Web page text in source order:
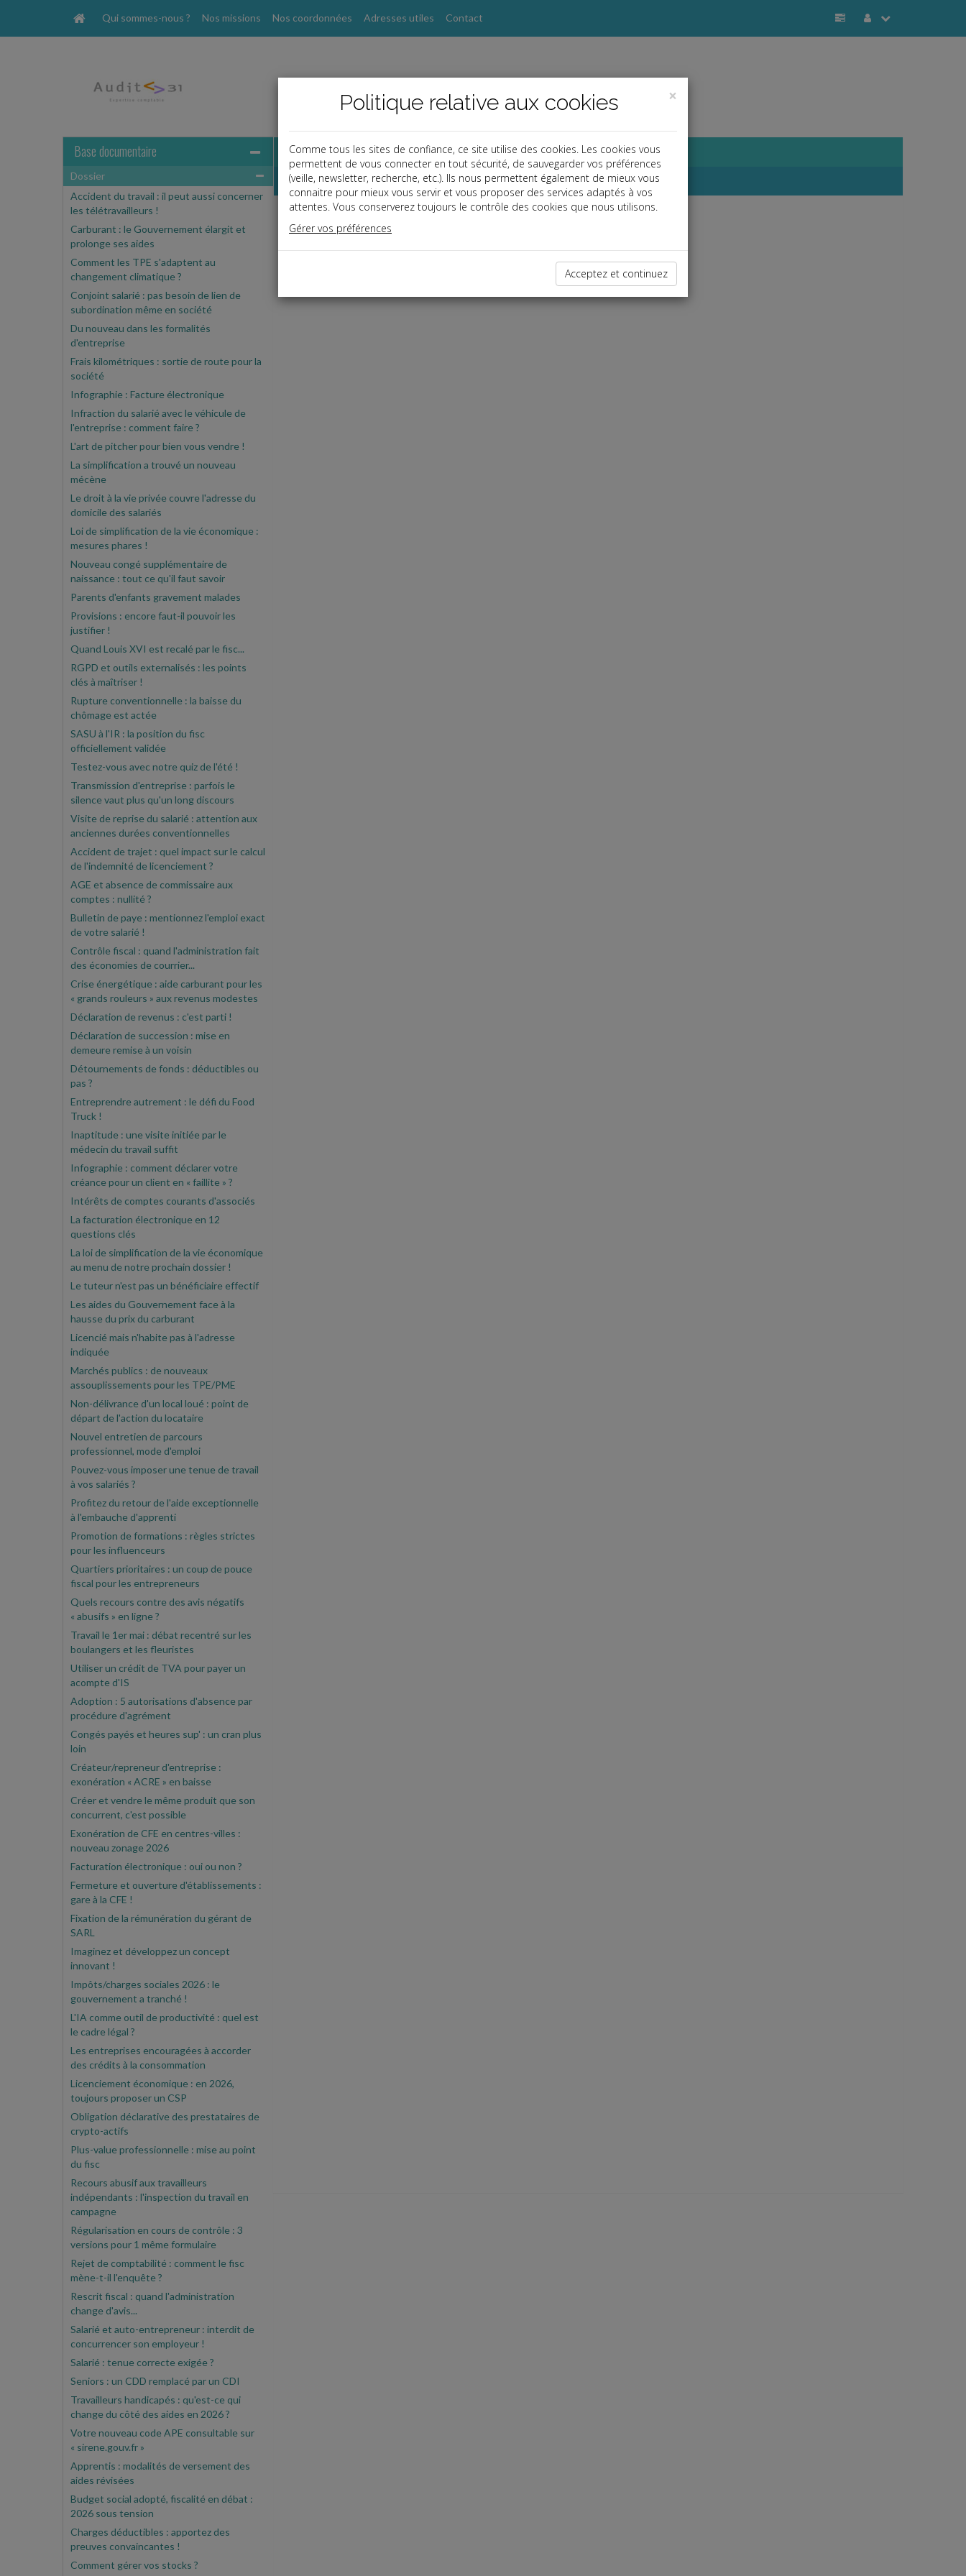
Qui sommes-nous ? Nos missions Nos coordonnées Adresses utiles Contact
Base documentaire
Dossier
Accident du travail : il peut aussi concerner
les télétravailleurs !
Carburant : le Gouvernement élargit et
prolonge ses aides
Comment les TPE s'adaptent au
changement climatique ?
Conjoint salarié : pas besoin de lien de
subordination même en société
Du nouveau dans les formalités
d'entreprise
Frais kilométriques : sortie de route pour la
société
Infographie : Facture électronique
Infraction du salarié avec le véhicule de
l'entreprise : comment faire ?
L'art de pitcher pour bien vous vendre !
La simplification a trouvé un nouveau
mécène
Le droit à la vie privée couvre l'adresse du
domicile des salariés
Loi de simplification de la vie économique :
mesures phares !
Nouveau congé supplémentaire de
naissance : tout ce qu'il faut savoir
Parents d'enfants gravement malades
Provisions : encore faut-il pouvoir les
justifier !
Quand Louis XVI est recalé par le fisc...
RGPD et outils externalisés : les points
clés à maîtriser !
Rupture conventionnelle : la baisse du
chômage est actée
SASU à l'IR : la position du fisc
officiellement validée
Testez-vous avec notre quiz de l'été !
Transmission d'entreprise : parfois le
silence vaut plus qu'un long discours
Visite de reprise du salarié : attention aux
anciennes durées conventionnelles
Accident de trajet : quel impact sur le calcul
de l'indemnité de licenciement ?
AGE et absence de commissaire aux
comptes : nullité ?
Bulletin de paye : mentionnez l'emploi exact
de votre salarié !
Contrôle fiscal : quand l'administration fait
des économies de courrier...
Crise énergétique : aide carburant pour les
« grands rouleurs » aux revenus modestes
Déclaration de revenus : c'est parti !
Déclaration de succession : mise en
demeure remise à un voisin
Détournements de fonds : déductibles ou
pas ?
Entreprendre autrement : le défi du Food
Truck !
Inaptitude : une visite initiée par le
médecin du travail suffit
Infographie : comment déclarer votre
créance pour un client en « faillite » ?
Intérêts de comptes courants d'associés
La facturation électronique en 12
questions clés
La loi de simplification de la vie économique
au menu de notre prochain dossier !
Le tuteur n'est pas un bénéficiaire effectif
Les aides du Gouvernement face à la
hausse du prix du carburant
Licencié mais n'habite pas à l'adresse
indiquée
Marchés publics : de nouveaux
assouplissements pour les TPE/PME
Non-délivrance d'un local loué : point de
départ de l'action du locataire
Nouvel entretien de parcours
professionnel, mode d'emploi
Pouvez-vous imposer une tenue de travail
à vos salariés ?
Profitez du retour de l'aide exceptionnelle
à l'embauche d'apprenti
Promotion de formations : règles strictes
pour les influenceurs
Quartiers prioritaires : un coup de pouce
fiscal pour les entrepreneurs
Quels recours contre des avis négatifs
« abusifs » en ligne ?
Travail le 1er mai : débat recentré sur les
boulangers et les fleuristes
Utiliser un crédit de TVA pour payer un
acompte d'IS
Adoption : 5 autorisations d'absence par
procédure d'agrément
Congés payés et heures sup' : un cran plus
loin
Créateur/repreneur d'entreprise :
exonération « ACRE » en baisse
Créer et vendre le même produit que son
concurrent, c'est possible
Exonération de CFE en centres-villes :
nouveau zonage 2026
Facturation électronique : oui ou non ?
Fermeture et ouverture d'établissements :
gare à la CFE !
Fixation de la rémunération du gérant de
SARL
Imaginez et développez un concept
innovant !
Impôts/charges sociales 2026 : le
gouvernement a tranché !
L'IA comme outil de productivité : quel est
le cadre légal ?
Les entreprises encouragées à accorder
des crédits à la consommation
Licenciement économique : en 2026,
toujours proposer un CSP
Obligation déclarative des prestataires de
crypto-actifs
Plus-value professionnelle : mise au point
du fisc
Recours abusif aux travailleurs
indépendants : l'inspection du travail en
campagne
Régularisation en cours de contrôle : 3
versions pour 1 même formulaire
Rejet de comptabilité : comment le fisc
mène-t-il l'enquête ?
Rescrit fiscal : quand l'administration
change d'avis...
Salarié et auto-entrepreneur : interdit de
concurrencer son employeur !
Salarié : tenue correcte exigée ?
Seniors : un CDD remplacé par un CDI
Travailleurs handicapés : qu'est-ce qui
change du côté des aides en 2026 ?
Votre nouveau code APE consultable sur
« sirene.gouv.fr »
Apprentis : modalités de versement des
aides révisées
Budget social adopté, fiscalité en débat :
2026 sous tension
Charges déductibles : apportez des
preuves convaincantes !
Comment gérer vos stocks ?
Dossiers
Espace réservé
Ce contenu est réservé aux Clients
Si vous êtes client, saisissez votre identifiant et votre mot de passe.
×
Politique relative aux cookies
Comme tous les sites de confiance, ce site utilise des cookies. Les cookies vous
permettent de vous connecter en tout sécurité, de sauvegarder vos préférences
(veille, newsletter, recherche, etc.). Ils nous permettent également de mieux vous
connaitre pour mieux vous servir et vous proposer des services adaptés à vos
attentes. Vous conserverez toujours le contrôle des cookies que nous utilisons.
Gérer vos préférences
Acceptez et continuez